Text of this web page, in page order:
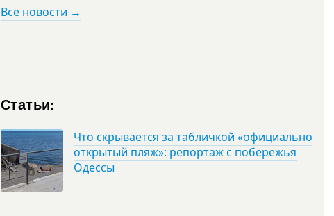
Все новости →
Статьи:
Что скрывается за табличкой «официально
открытый пляж»: репортаж с побережья
Одессы